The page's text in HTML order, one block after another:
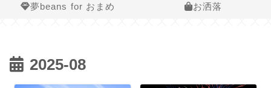
夢beans for おまめ お洒落
2025-08